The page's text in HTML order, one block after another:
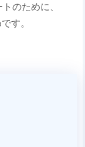
のために、
す。